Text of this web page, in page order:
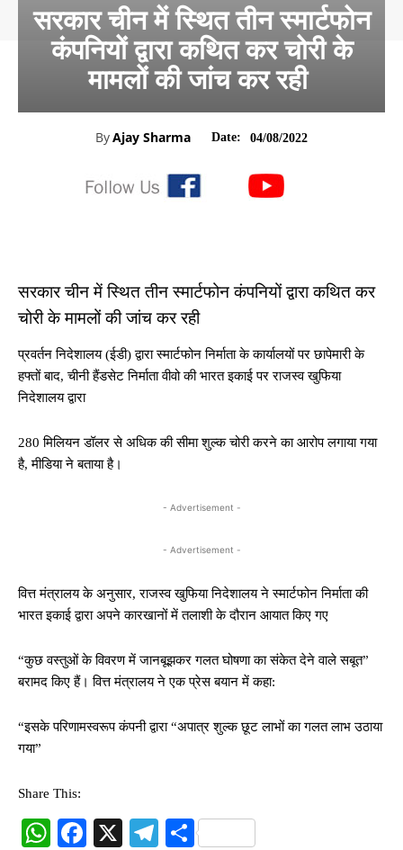
सरकार चीन में स्थित तीन स्मार्टफोन
कंपनियों द्वारा कथित कर चोरी के
मामलों की जांच कर रही
ByAjay Sharma Date: 04/08/2022
सरकार चीन में स्थित तीन स्मार्टफोन कंपनियों द्वारा कथित कर
चोरी के मामलों की जांच कर रही
प्रवर्तन निदेशालय (ईडी) द्वारा स्मार्टफोन निर्माता के कार्यालयों पर छापेमारी के
हफ्तों बाद, चीनी हैंडसेट निर्माता वीवो की भारत इकाई पर राजस्व खुफिया
निदेशालय द्वारा
280 मिलियन डॉलर से अधिक की सीमा शुल्क चोरी करने का आरोप लगाया गया
है, मीडिया ने बताया है।
- Advertisement -
- Advertisement -
वित्त मंत्रालय के अनुसार, राजस्व खुफिया निदेशालय ने स्मार्टफोन निर्माता की
भारत इकाई द्वारा अपने कारखानों में तलाशी के दौरान आयात किए गए
“कुछ वस्तुओं के विवरण में जानबूझकर गलत घोषणा का संकेत देने वाले सबूत”
बरामद किए हैं। वित्त मंत्रालय ने एक प्रेस बयान में कहा:
“इसके परिणामस्वरूप कंपनी द्वारा “अपात्र शुल्क छूट लाभों का गलत लाभ उठाया
गया”
Share This:
W
Fa X
Te S